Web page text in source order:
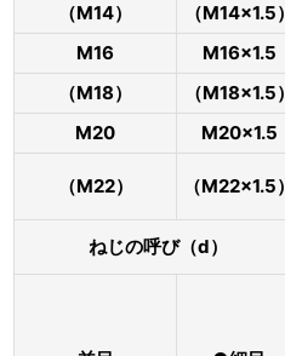
（M14）
（M14×1.5）
M16 M16×1.5
（M18）
（M18×1.5）
M20
M20×1.5
（M22） （M22×1.5）
ねじの呼び（d）